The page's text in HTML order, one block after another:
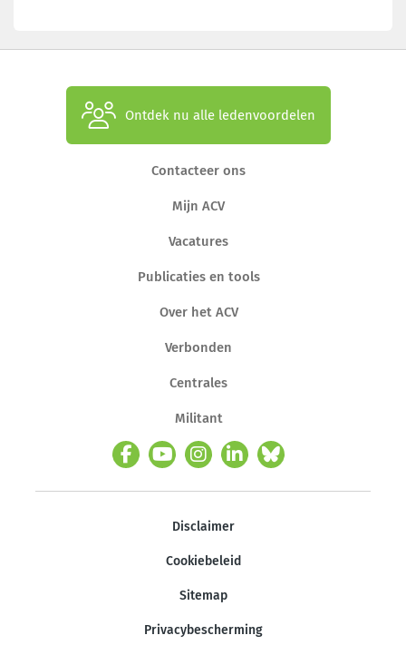
Ontdek nu alle ledenvoordelen
Contacteer ons
Mijn ACV
Vacatures
Publicaties en tools
Over het ACV
Verbonden
Centrales
Militant
Disclaimer
Cookiebeleid
Sitemap
Privacybescherming